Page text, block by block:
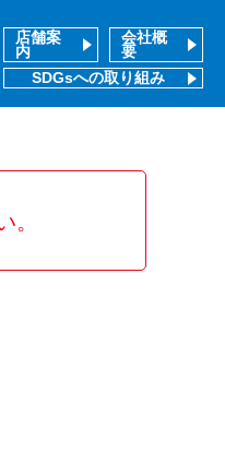
店舗案
内
会社概
要
SDGsへの取り組み
。